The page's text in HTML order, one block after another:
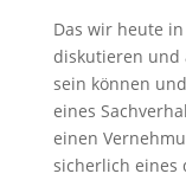
Das wir heute
diskutieren und
sein können
eines
einen
sicherlich eines